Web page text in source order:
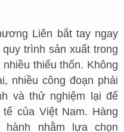
Liên bắt tay ngay
trình sản xuất trong
thiếu thốn. Không
nhiều công đoạn phải
và thử nghiệm lại để
của Việt Nam. Hàng
nhằm lựa chọn